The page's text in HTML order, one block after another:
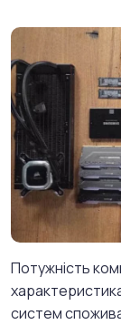
Потужність
систем